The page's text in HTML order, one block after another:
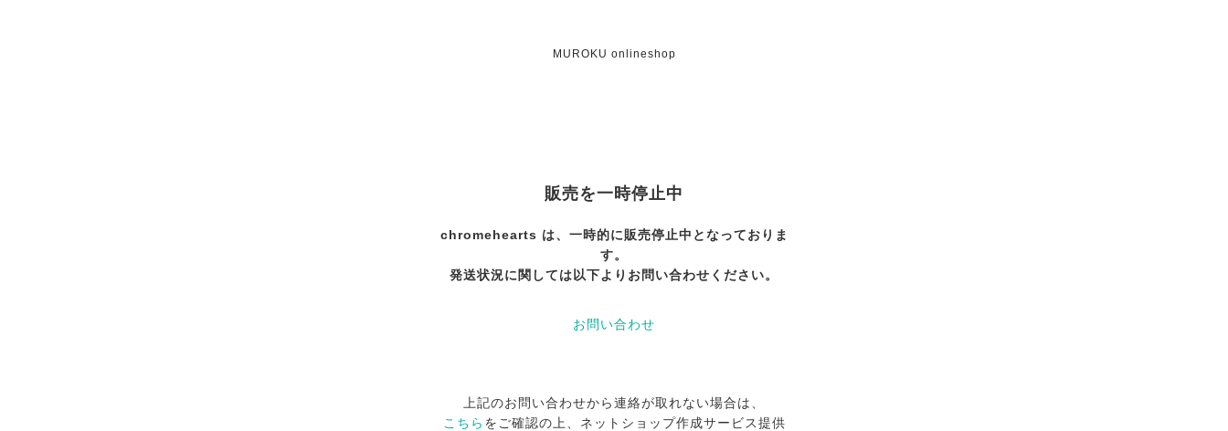
MUROKU onlineshop
販売を一時停止中
chromehearts は、一時的に販売停止中となっておりま
す。
発送状況に関しては以下よりお問い合わせください。
お問い合わせ
上記のお問い合わせから連絡が取れない場合は、
こちら をご確認の上、ネットショップ作成サービス提供